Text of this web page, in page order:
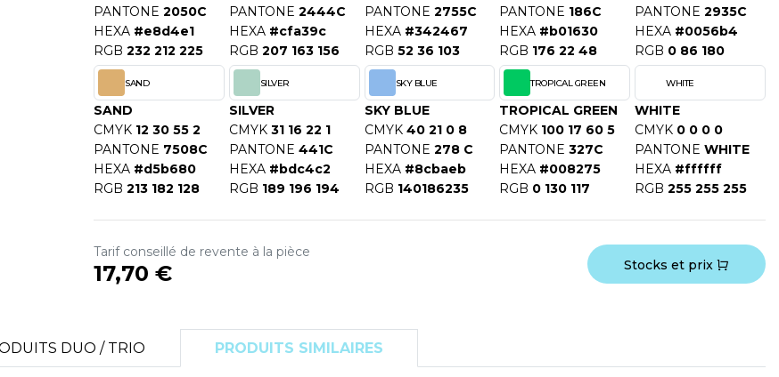
PANTONE 2050C
HEXA #e8d4e1
RGB 232 212 225
PANTONE 2444C
HEXA #cfa39c
RGB 207 163 156
PANTONE 2755C
HEXA #342467
RGB 52 36 103
PANTONE 186C
HEXA #b01630
RGB 176 22 48
PANTONE 2935C
HEXA #0056b4
RGB 0 86 180
SAND
SAND
CMYK 12 30 55 2
PANTONE 7508C
HEXA #d5b680
RGB 213 182 128
SILVER
SILVER
CMYK 31 16 22 1
PANTONE 441C
HEXA #bdc4c2
RGB 189 196 194
SKY BLUE
SKY BLUE
CMYK 40 21 0 8
PANTONE 278 C
HEXA #8cbaeb
RGB 140186235
TROPICAL GREEN
TROPICAL GREEN
CMYK 100 17 60 5
PANTONE 327C
HEXA #008275
RGB 0 130 117
WHITE
WHITE
CMYK 0 0 0 0
PANTONE WHITE
HEXA #ffffff
RGB 255 255 255
Tarif conseillé de revente à la pièce
17,70 € Stocks et prix
DUO / TRIO PRODUITS SIMILAIRES